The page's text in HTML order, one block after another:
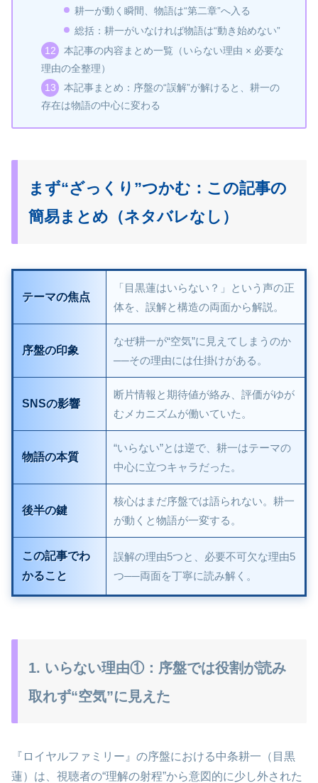
耕一が動く瞬間、物語は“第二章”へ入る
総括：耕一がいなければ物語は“動き始めない”
本記事の内容まとめ一覧（いらない理由 × 必要な
理由の全整理）
本記事まとめ：序盤の“誤解”が解けると、耕一の
存在は物語の中心に変わる
まず“ざっくり”つかむ：この記事の
簡易まとめ（ネタバレなし）
テーマの焦点
「目黒蓮はいらない？」という声の正
体を、誤解と構造の両面から解説。
序盤の印象
なぜ耕一が“空気”に見えてしまうのか
──その理由には仕掛けがある。
SNSの影響
断片情報と期待値が絡み、評価がゆが
むメカニズムが働いていた。
物語の本質
“いらない”とは逆で、耕一はテーマの
中心に立つキャラだった。
後半の鍵
核心はまだ序盤では語られない。耕一
が動くと物語が一変する。
この記事でわ
かること
誤解の理由5つと、必要不可欠な理由5
つ──両面を丁寧に読み解く。
1. いらない理由①：序盤では役割が読み
取れず“空気”に見えた
『ロイヤルファミリー』の序盤における中条耕一（目黒
蓮）は、視聴者の“理解の射程”から意図的に少し外された